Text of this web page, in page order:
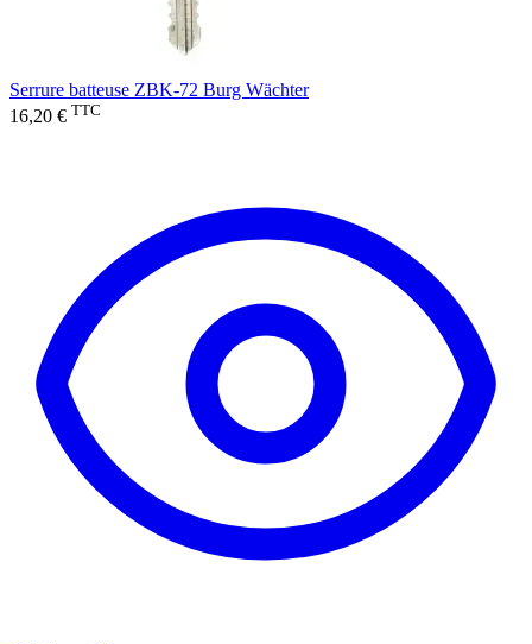
Serrure batteuse ZBK-72 Burg Wächter
16,20 € TTC